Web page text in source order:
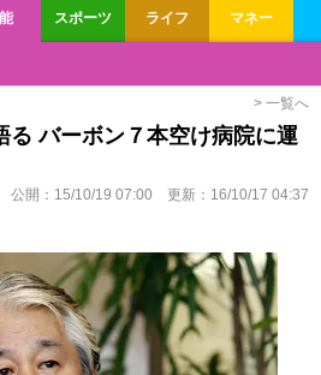
スポーツ ライフ マネー
レース
> 一覧へ
る バーボン７本空け病院に運
公開： 15/10/19 07:00 更新： 16/10/17 04:37